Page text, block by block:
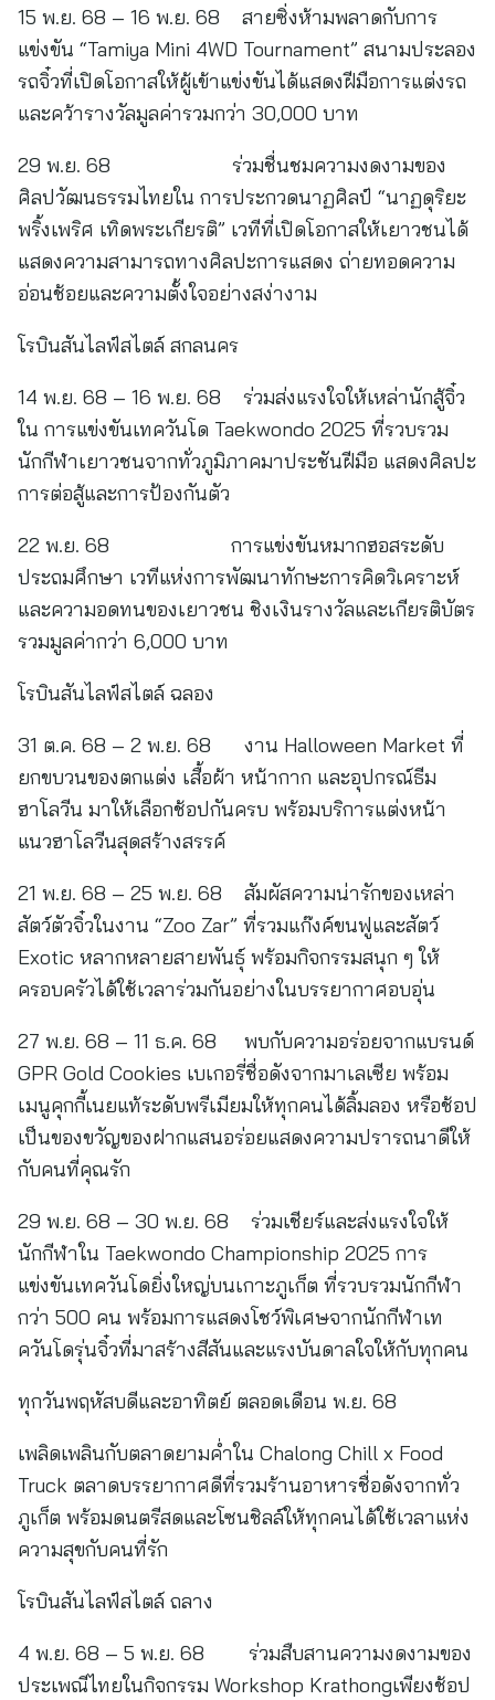
15 พ.ย. 68 – 16 พ.ย. 68 สายซิ่งห้ามพลาดกับการ
แข่งขัน “Tamiya Mini 4WD Tournament” สนามประลอง
รถจิ๋วที่เปิดโอกาสให้ผู้เข้าแข่งขันได้แสดงฝีมือการแต่งรถ
และคว้ารางวัลมูลค่ารวมกว่า 30,000 บาท
29 พ.ย. 68 ร่วมชื่นชมความงดงามของ
ศิลปวัฒนธรรมไทยใน การประกวดนาฏศิลป์ “นาฏดุริยะ
พริ้งเพริศ เทิดพระเกียรติ” เวทีที่เปิดโอกาสให้เยาวชนได้
แสดงความสามารถทางศิลปะการแสดง ถ่ายทอดความ
อ่อนช้อยและความตั้งใจอย่างสง่างาม
โรบินสันไลฟ์สไตล์ สกลนคร
14 พ.ย. 68 – 16 พ.ย. 68 ร่วมส่งแรงใจให้เหล่านักสู้จิ๋ว
ใน การแข่งขันเทควันโด Taekwondo 2025 ที่รวบรวม
นักกีฬาเยาวชนจากทั่วภูมิภาคมาประชันฝีมือ แสดงศิลปะ
การต่อสู้และการป้องกันตัว
22 พ.ย. 68 การแข่งขันหมากฮอสระดับ
ประถมศึกษา เวทีแห่งการพัฒนาทักษะการคิดวิเคราะห์
และความอดทนของเยาวชน ชิงเงินรางวัลและเกียรติบัตร
รวมมูลค่ากว่า 6,000 บาท
โรบินสันไลฟ์สไตล์ ฉลอง
31 ต.ค. 68 – 2 พ.ย. 68 งาน Halloween Market ที่
ยกขบวนของตกแต่ง เสื้อผ้า หน้ากาก และอุปกรณ์ธีม
ฮาโลวีน มาให้เลือกช้อปกันครบ พร้อมบริการแต่งหน้า
แนวฮาโลวีนสุดสร้างสรรค์
21 พ.ย. 68 – 25 พ.ย. 68 สัมผัสความน่ารักของเหล่า
สัตว์ตัวจิ๋วในงาน “Zoo Zar” ที่รวมแก๊งค์ขนฟูและสัตว์
Exotic หลากหลายสายพันธุ์ พร้อมกิจกรรมสนุก ๆ ให้
ครอบครัวได้ใช้เวลาร่วมกันอย่างในบรรยากาศอบอุ่น
27 พ.ย. 68 – 11 ธ.ค. 68 พบกับความอร่อยจากแบรนด์
GPR Gold Cookies เบเกอรี่ชื่อดังจากมาเลเซีย พร้อม
เมนูคุกกี้เนยแท้ระดับพรีเมียมให้ทุกคนได้ลิ้มลอง หรือช้อป
เป็นของขวัญของฝากแสนอร่อยแสดงความปรารถนาดีให้
กับคนที่คุณรัก
29 พ.ย. 68 – 30 พ.ย. 68 ร่วมเชียร์และส่งแรงใจให้
นักกีฬาใน Taekwondo Championship 2025 การ
แข่งขันเทควันโดยิ่งใหญ่บนเกาะภูเก็ต ที่รวบรวมนักกีฬา
กว่า 500 คน พร้อมการแสดงโชว์พิเศษจากนักกีฬาเท
ควันโดรุ่นจิ๋วที่มาสร้างสีสันและแรงบันดาลใจให้กับทุกคน
ทุกวันพฤหัสบดีและอาทิตย์ ตลอดเดือน พ.ย. 68
เพลิดเพลินกับตลาดยามค่ำใน Chalong Chill x Food
Truck ตลาดบรรยากาศดีที่รวมร้านอาหารชื่อดังจากทั่ว
ภูเก็ต พร้อมดนตรีสดและโซนชิลล์ให้ทุกคนได้ใช้เวลาแห่ง
ความสุขกับคนที่รัก
โรบินสันไลฟ์สไตล์ ถลาง
4 พ.ย. 68 – 5 พ.ย. 68 ร่วมสืบสานความงดงามของ
ประเพณีไทยในกิจกรรม Workshop Krathongเพียงช้อป